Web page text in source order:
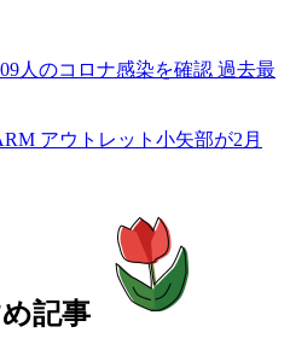
人のコロナ感染を確認 過去最
アウトレット小矢部が2月
記事